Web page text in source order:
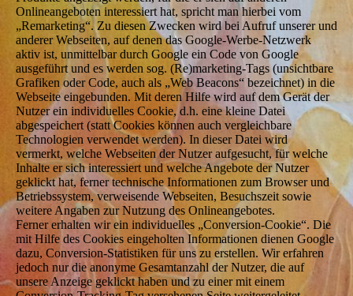
Onlineangeboten interessiert hat, spricht man hierbei vom
„Remarketing“. Zu diesen Zwecken wird bei Aufruf unserer und
anderer Webseiten, auf denen das Google-Werbe-Netzwerk
aktiv ist, unmittelbar durch Google ein Code von Google
ausgeführt und es werden sog. (Re)marketing-Tags (unsichtbare
Grafiken oder Code, auch als „Web Beacons“ bezeichnet) in die
Webseite eingebunden. Mit deren Hilfe wird auf dem Gerät der
Nutzer ein individuelles Cookie, d.h. eine kleine Datei
abgespeichert (statt Cookies können auch vergleichbare
Technologien verwendet werden). In dieser Datei wird
vermerkt, welche Webseiten der Nutzer aufgesucht, für welche
Inhalte er sich interessiert und welche Angebote der Nutzer
geklickt hat, ferner technische Informationen zum Browser und
Betriebssystem, verweisende Webseiten, Besuchszeit sowie
weitere Angaben zur Nutzung des Onlineangebotes.
Ferner erhalten wir ein individuelles „Conversion-Cookie“. Die
mit Hilfe des Cookies eingeholten Informationen dienen Google
dazu, Conversion-Statistiken für uns zu erstellen. Wir erfahren
jedoch nur die anonyme Gesamtanzahl der Nutzer, die auf
unsere Anzeige geklickt haben und zu einer mit einem